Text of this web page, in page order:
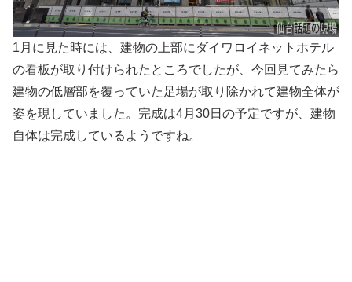
1月に見た時には、建物の上部にダイワロイネットホテル
の看板が取り付けられたところでしたが、今回見てみたら
建物の低層部を覆っていた足場が取り除かれて建物全体が
姿を現していました。完成は4月30日の予定ですが、建物
自体は完成しているようですね。